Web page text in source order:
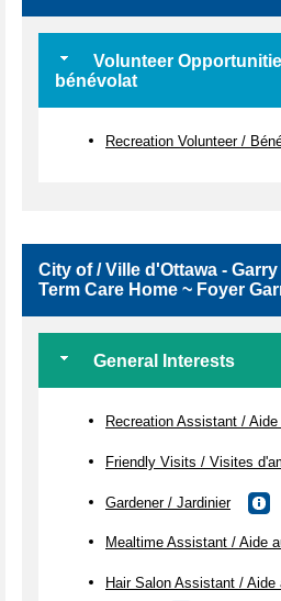
Volunteer
bénévolat
Recreation Volunteer /
City of / Ville d'Ottawa -
Term Care Home ~ Foyer
General Interests
Recreation Assistant /
Friendly Visits / Visites
Gardener / Jardinier
Mealtime Assistant / Aide
Hair Salon Assistant / Aide